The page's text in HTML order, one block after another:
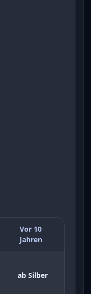
Vor 10
Jahren
ab Silber